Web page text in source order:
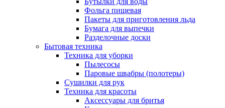
Фольга пищевая
Пакеты для приготовления льда
Бумага для выпечки
Разделочные доски
Бытовая техника
Техника для уборки
Пылесосы
Паровые швабры (полотеры)
Сушилки для рук
Техника для красоты
Аксессуары для бритья